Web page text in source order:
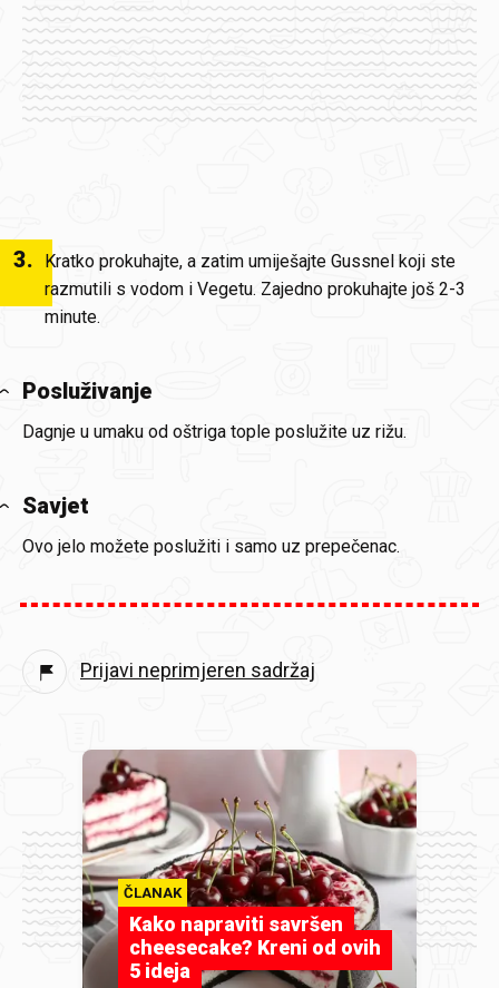
3.
Kratko prokuhajte, a zatim umiješajte Gussnel koji ste
razmutili s vodom i Vegetu. Zajedno prokuhajte još 2-3
minute.
Posluživanje
Dagnje u umaku od oštriga tople poslužite uz rižu.
Savjet
Ovo jelo možete poslužiti i samo uz prepečenac.
Prijavi neprimjeren sadržaj
ČLANAK
Kako napraviti savršen
cheesecake? Kreni od ovih
5 ideja